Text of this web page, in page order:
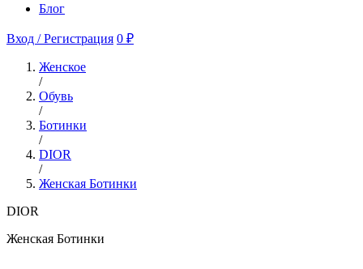
Блог
Вход / Регистрация 0 ₽
Женское
/
Обувь
/
Ботинки
/
DIOR
/
Женская Ботинки
DIOR
Женская Ботинки